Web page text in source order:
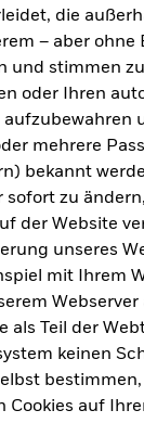
die
– aber ohne
und stimmen
oder Ihren
mehrere
bekannt
sofort zu
der Website
unseres
mit Ihrem
als Teil der
keinen
Cookies auf